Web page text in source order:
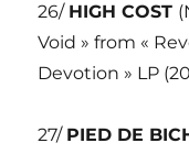
26/ HIGH COST
Void » from «
Devotion » LP
27/ PIED DE